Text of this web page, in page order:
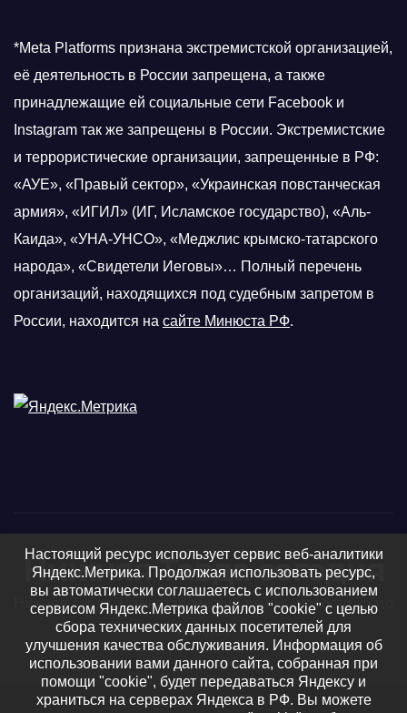
*Meta Platforms признана экстремистской организацией,
её деятельность в России запрещена, а также
принадлежащие ей социальные сети Facebook и
Instagram так же запрещены в России. Экстремистские
и террористические организации, запрещенные в РФ:
«АУЕ», «Правый сектор», «Украинская повстанческая
армия», «ИГИЛ» (ИГ, Исламское государство), «Аль-
Каида», «УНА-УНСО», «Меджлис крымско-татарского
народа», «Свидетели Иеговы»… Полный перечень
организаций, находящихся под судебным запретом в
России, находится на сайте Минюста РФ.
Нижняя Тавда сегодня
Нижняя Тавда, Нижнетавдинский район - новости, фото
и видео
Настоящий ресурс использует сервис веб-аналитики
Яндекс.Метрика. Продолжая использовать ресурс,
вы автоматически соглашаетесь с использованием
сервисом Яндекс.Метрика файлов "cookie" с целью
сбора технических данных посетителей для
улучшения качества обслуживания. Информация об
использовании вами данного сайта, собранная при
помощи "cookie", будет передаваться Яндексу и
храниться на серверах Яндекса в РФ. Вы можете